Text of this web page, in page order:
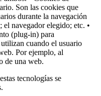
Son las cookies que
durante la navegación
navegador elegido; etc. •
(plug-in) para
cuando el usuario
Por ejemplo, al
de una web.
tecnologías se